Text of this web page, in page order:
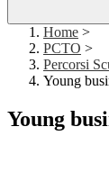
Home >
PCTO >
Percorsi
Young
Young